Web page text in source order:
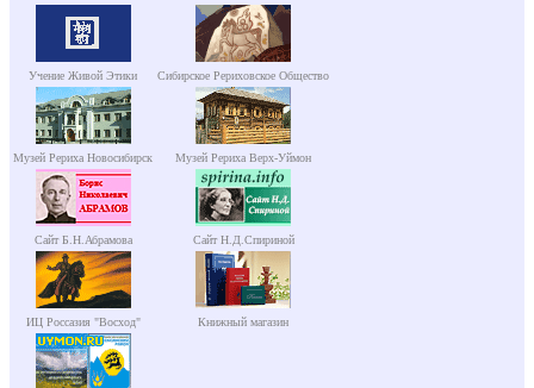
Учение Живой Этики Сибирское Рериховское Общество
Музей Рериха Новосибирск Музей Рериха Верх-Уймон
Сайт Б.Н.Абрамова Сайт Н.Д.Спириной
ИЦ Россазия "Восход" Книжный магазин